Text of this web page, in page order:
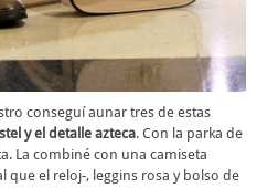
conseguí aunar tres de estas
y el detalle azteca. Con la parka de
La combiné con una camiseta
que el reloj-, leggins rosa y bolso de